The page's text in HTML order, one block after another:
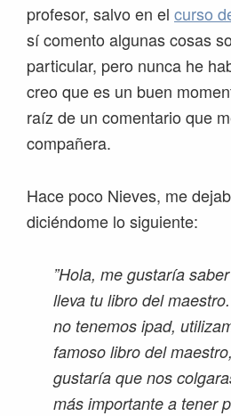
profesor, salvo en el curso
sí comento algunas cosas
particular, pero nunca he
creo que es un buen
raíz de un comentario que
compañera.
Hace poco Nieves, me
diciéndome lo siguiente:
”Hola, me gustaría
lleva tu libro del
no tenemos ipad,
famoso libro del
gustaría que nos
más importante a tener